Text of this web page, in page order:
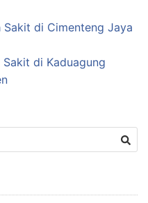
Sakit di Cimenteng Jaya
di Kaduagung